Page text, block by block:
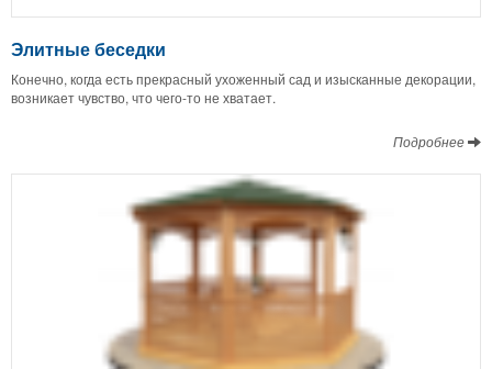
Элитные беседки
Конечно, когда есть прекрасный ухоженный сад и изысканные декорации,
возникает чувство, что чего-то не хватает.
Подробнее